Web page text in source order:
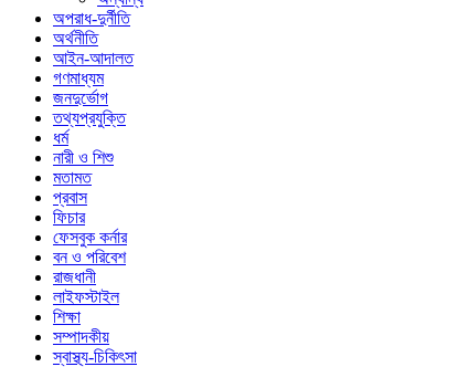
অপরাধ-দুর্নীতি
অর্থনীতি
আইন-আদালত
গণমাধ্যম
জনদুর্ভোগ
তথ্যপ্রযুক্তি
ধর্ম
নারী ও শিশু
মতামত
প্রবাস
ফিচার
ফেসবুক কর্নার
বন ও পরিবেশ
রাজধানী
লাইফস্টাইল
শিক্ষা
সম্পাদকীয়
স্বাস্থ্য-চিকিৎসা